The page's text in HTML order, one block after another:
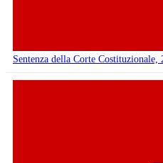
Sentenza della Corte